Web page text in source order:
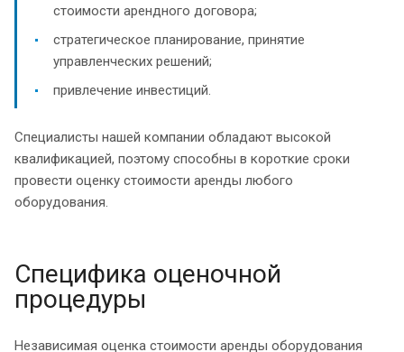
стоимости арендного договора;
стратегическое планирование, принятие
управленческих решений;
привлечение инвестиций.
Специалисты нашей компании обладают высокой
квалификацией, поэтому способны в короткие сроки
провести оценку стоимости аренды любого
оборудования.
Специфика оценочной
процедуры
Независимая оценка стоимости аренды оборудования